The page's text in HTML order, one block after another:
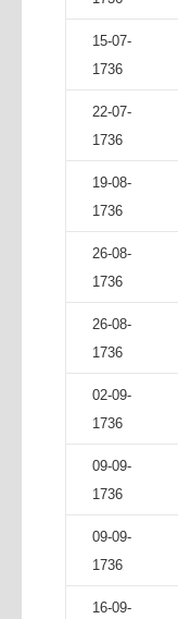
15-07-
1736
22-07-
1736
19-08-
1736
26-08-
1736
26-08-
1736
02-09-
1736
09-09-
1736
09-09-
1736
16-09-